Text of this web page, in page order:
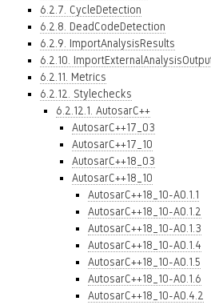
6.2.7. CycleDetection
6.2.8. DeadCodeDetection
6.2.9. ImportAnalysisResults
6.2.10.
6.2.11. Metrics
6.2.12. Stylechecks
6.2.12.1. AutosarC++
AutosarC++17_03
AutosarC++17_10
AutosarC++18_03
AutosarC++18_10
AutosarC++18_10-A0.1.1
AutosarC++18_10-A0.1.2
AutosarC++18_10-A0.1.3
AutosarC++18_10-A0.1.4
AutosarC++18_10-A0.1.5
AutosarC++18_10-A0.1.6
AutosarC++18_10-A0.4.2